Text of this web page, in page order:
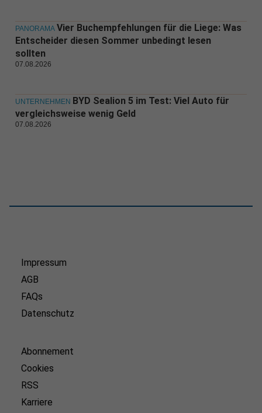
PANORAMA Vier Buchempfehlungen für die Liege: Was
Entscheider diesen Sommer unbedingt lesen
sollten
07.08.2026
UNTERNEHMEN BYD Sealion 5 im Test: Viel Auto für
vergleichsweise wenig Geld
07.08.2026
Impressum
AGB
FAQs
Datenschutz
Abonnement
Cookies
RSS
Karriere